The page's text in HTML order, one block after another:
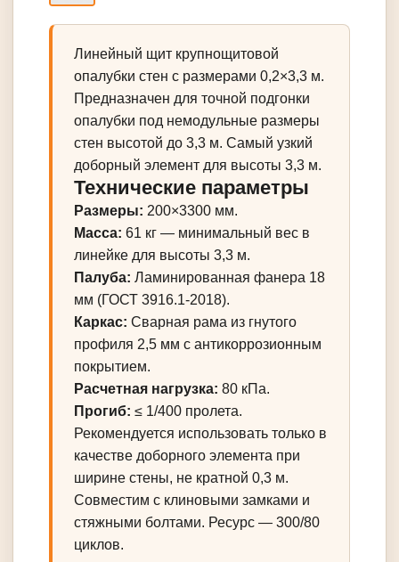
Линейный щит крупнощитовой
опалубки стен с размерами 0,2×3,3 м.
Предназначен для точной подгонки
опалубки под немодульные размеры
стен высотой до 3,3 м. Самый узкий
доборный элемент для высоты 3,3 м.
Технические параметры
Размеры: 200×3300 мм.
Масса: 61 кг — минимальный вес в
линейке для высоты 3,3 м.
Палуба: Ламинированная фанера 18
мм (ГОСТ 3916.1-2018).
Каркас: Сварная рама из гнутого
профиля 2,5 мм с антикоррозионным
покрытием.
Расчетная нагрузка: 80 кПа.
Прогиб: ≤ 1/400 пролета.
Рекомендуется использовать только в
качестве доборного элемента при
ширине стены, не кратной 0,3 м.
Совместим с клиновыми замками и
стяжными болтами. Ресурс — 300/80
циклов.